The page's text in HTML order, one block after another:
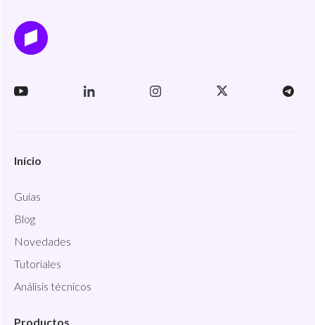
Início
Guías
Blog
Novedades
Tutoriales
Análisis técnicos
Productos